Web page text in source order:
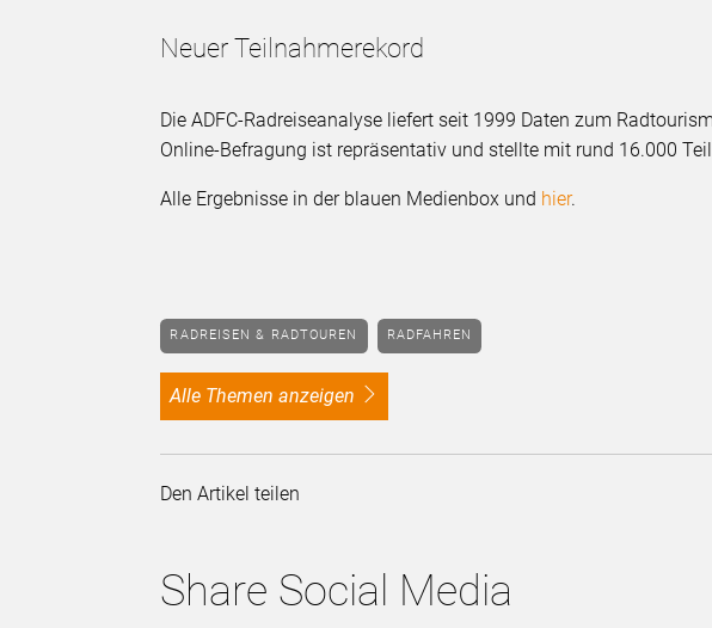
Neuer Teilnahmerekord
Die ADFC-Radreiseanalyse liefert seit 1999 Daten zum
Online-Befragung ist repräsentativ und stellte mit rund 16.000
Alle Ergebnisse in der blauen Medienbox und hier.
RADREISEN & RADTOUREN RADFAHREN
alle Themen anzeigen
Den Artikel teilen
Share Social Media